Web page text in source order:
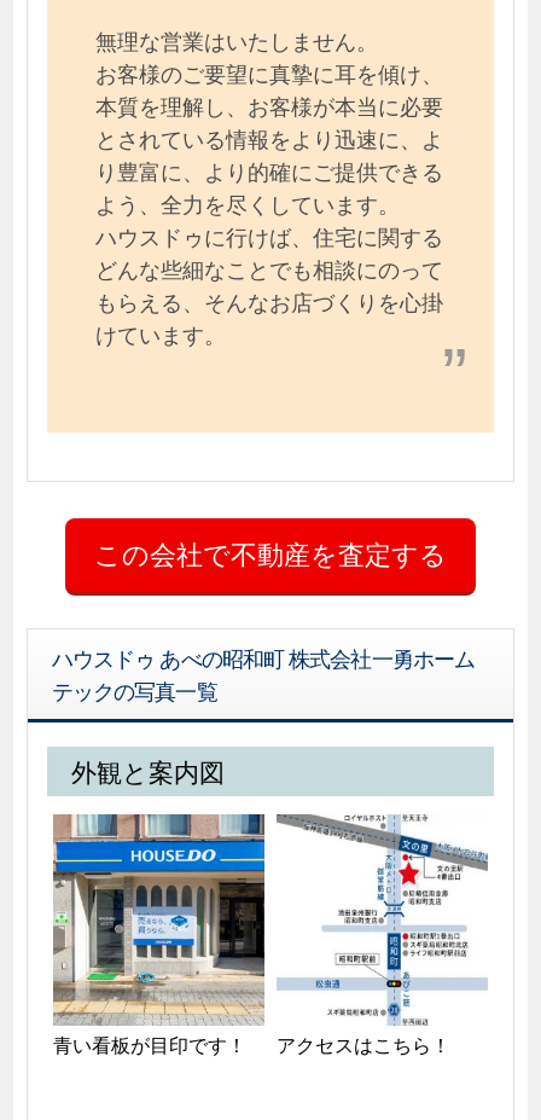
無理な営業はいたしません。
お客様のご要望に真摯に耳を傾け、
本質を理解し、お客様が本当に必要
とされている情報をより迅速に、よ
り豊富に、より的確にご提供できる
よう、全力を尽くしています。
ハウスドゥに行けば、住宅に関する
どんな些細なことでも相談にのって
もらえる、そんなお店づくりを心掛
けています。
ハウスドゥ あべの昭和町 株式会社一勇ホーム
テックの写真一覧
外観と案内図
青い看板が目印です！ アクセスはこちら！